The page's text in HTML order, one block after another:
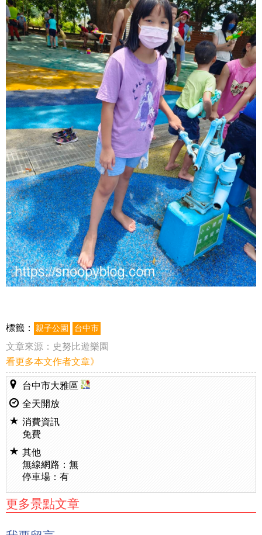
標籤： 親子公園 台中市
文章來源： 史努比遊樂園
看更多本文作者文章》
台中市大雅區
全天開放
消費資訊
免費
其他
無線網路：無
停車場：有
更多景點文章